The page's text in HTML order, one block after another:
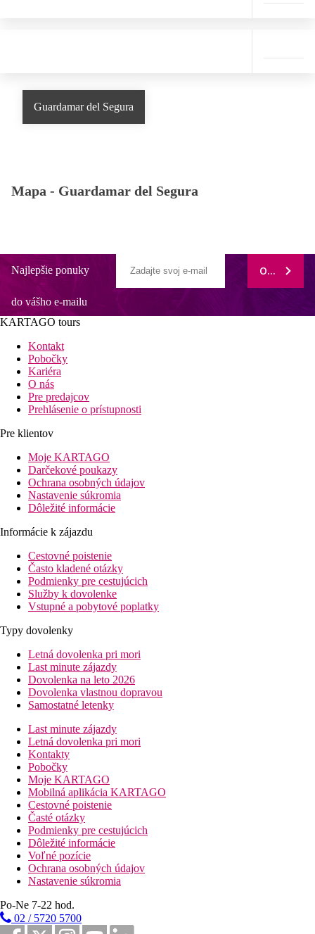
Guardamar del Segura
Mapa - Guardamar del Segura
Najlepšie ponuky
do vášho e-mailu
ODOBERAŤ
KARTAGO tours
Kontakt
Pobočky
Kariéra
O nás
Pre predajcov
Prehlásenie o prístupnosti
Pre klientov
Moje KARTAGO
Darčekové poukazy
Ochrana osobných údajov
Nastavenie súkromia
Dôležité informácie
Informácie k zájazdu
Cestovné poistenie
Často kladené otázky
Podmienky pre cestujúcich
Služby k dovolenke
Vstupné a pobytové poplatky
Typy dovolenky
Letná dovolenka pri mori
Last minute zájazdy
Dovolenka na leto 2026
Dovolenka vlastnou dopravou
Samostatné letenky
Last minute zájazdy
Letná dovolenka pri mori
Kontakty
Pobočky
Moje KARTAGO
Mobilná aplikácia KARTAGO
Cestovné poistenie
Časté otázky
Podmienky pre cestujúcich
Dôležité informácie
Voľné pozície
Ochrana osobných údajov
Nastavenie súkromia
Po-Ne 7-22 hod.
02 / 5720 5700